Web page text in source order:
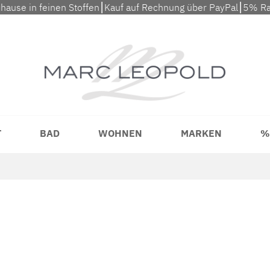
in feinen Stoffen⎮Kauf auf Rechnung über PayPal⎮5%
BAD WOHNEN MARKEN